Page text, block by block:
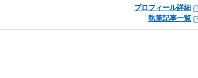
プロフィール詳細
執筆記事一覧